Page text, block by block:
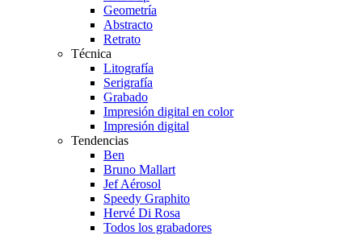
Geometría
Abstracto
Retrato
Técnica
Litografía
Serigrafía
Grabado
Impresión digital en color
Impresión digital
Tendencias
Ben
Bruno Mallart
Jef Aérosol
Speedy Graphito
Hervé Di Rosa
Todos los grabadores